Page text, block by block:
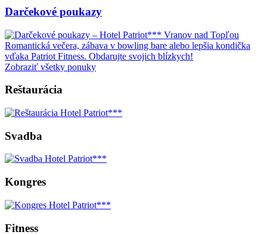
Darčekové poukazy
Romantická večera, zábava v bowling bare alebo lepšia kondička
vďaka Patriot Fitness. Obdarujte svojich blízkych!
Zobraziť všetky ponuky
Reštaurácia
Svadba
Kongres
Fitness